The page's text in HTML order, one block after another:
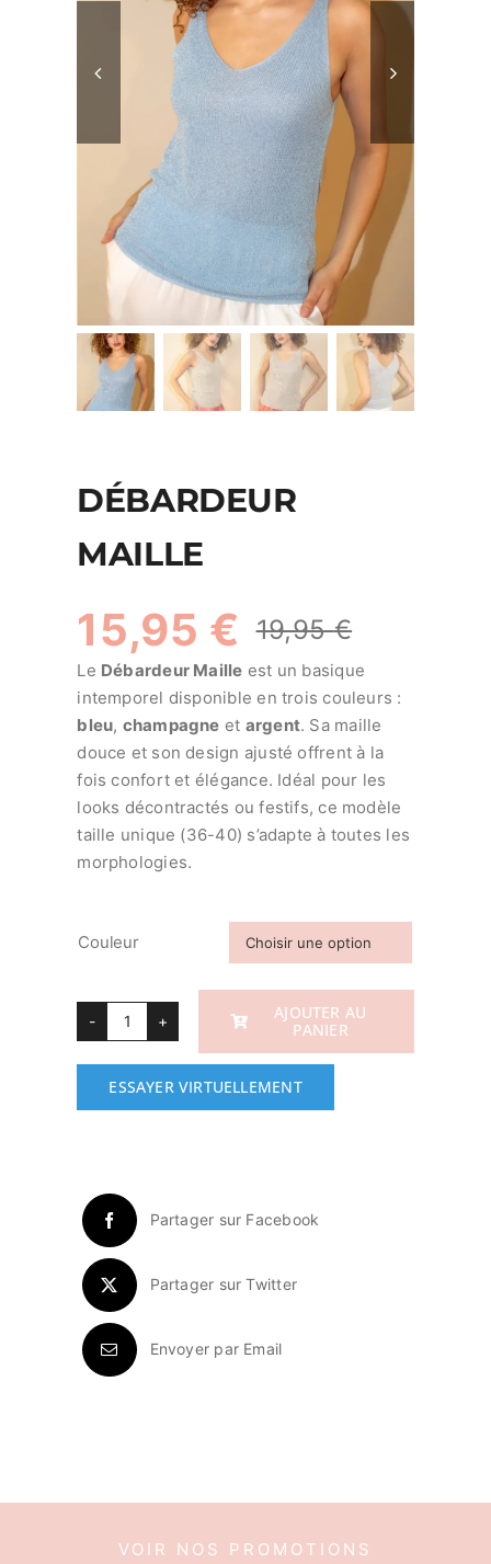
DÉBARDEUR
MAILLE
19,95€Le
prix
initial
était :
15,95 €
Le
prix
actuel
est :
Le Débardeur Maille est un basique
intemporel disponible en trois couleurs :
bleu, champagne et argent. Sa maille
douce et son design ajusté offrent à la
fois confort et élégance. Idéal pour les
looks décontractés ou festifs, ce modèle
taille unique (36-40) s’adapte à toutes les
morphologies.
Couleur
quantité
de
DÉBARDEUR
MAILLE
AJOUTER AU
PANIER
ESSAYER VIRTUELLEMENT
Partager sur Facebook
Partager sur Twitter
Envoyer par Email
VOIR NOS PROMOTIONS